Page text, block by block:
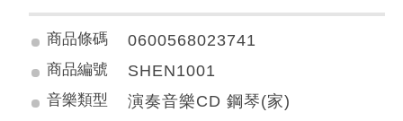
商品條碼 0600568023741
商品編號 SHEN1001
音樂類型 演奏音樂CD 鋼琴(家)